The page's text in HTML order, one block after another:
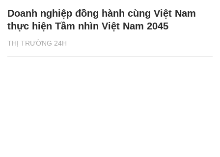
THỊ TRƯỜNG 24H
Doanh nghiệp đồng hành cùng Việt Nam
thực hiện Tầm nhìn Việt Nam 2045